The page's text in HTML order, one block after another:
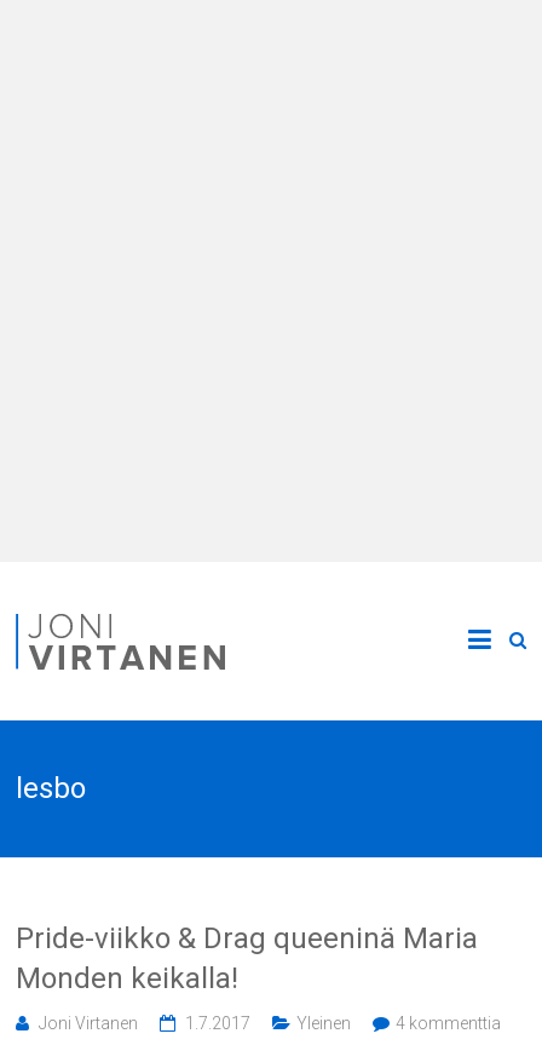
lesbo
Pride-viikko & Drag queeninä Maria
Monden keikalla!
Joni Virtanen 1.7.2017 Yleinen 4 kommenttia